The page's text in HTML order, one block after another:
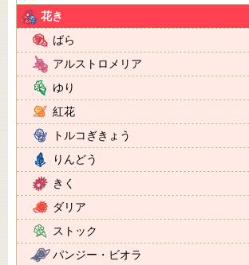
花き
ばら
アルストロメリア
ゆり
紅花
トルコぎきょう
りんどう
きく
ダリア
ストック
パンジー・ビオラ